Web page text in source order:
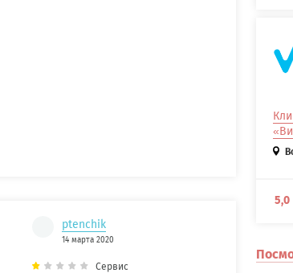
ptenchik
14 марта 2020
Сервис
5,0